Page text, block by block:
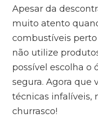
Apesar da
muito atento
combustíveis perto
não utilize
possível escolha o
segura. Agora que
técnicas infalíveis,
churrasco!